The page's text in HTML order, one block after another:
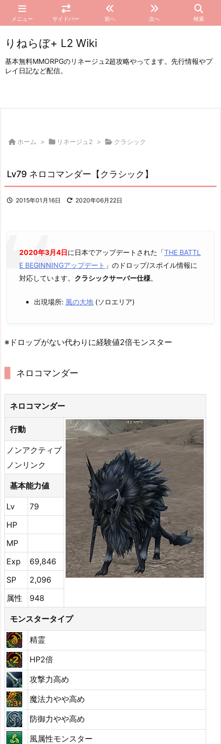
メニュー サイドバー 前へ 次へ 検索
りねらぼ+ L2 Wiki
基本無料MMORPGのリネージュ2超攻略やってます。先行情報やプ
レイ日記など配信。
ホーム > リネージュ2 > クラシック
Lv79 ネロコマンダー【クラシック】
2015年01月16日 2020年06月22日
2020年3月4日に日本でアップデートされた「THE BATTL
E BEGINNINGアップデート 」のドロップ/スポイル情報に
対応しています。 クラシックサーバー仕様。
出現場所: 風の大地 (ソロエリア)
※ドロップがない代わりに経験値2倍モンスター
ネロコマンダー
ネロコマンダー
行動
ノンアクティブ
ノンリンク
基本能力値
Lv
79
HP
MP
Exp
69,846
SP
2,096
属性
948
モンスタータイプ
精霊
HP2倍
攻撃力高め
魔法力やや高め
防御力やや高め
風属性モンスター